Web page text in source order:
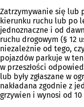
Zatrzymywanie się lub
kierunku ruchu lub po
jednoznaczne i od
ruchu drogowym (§ 12
niezależnie od tego,
pojazdów parkuje w
w przeszłości
lub były zgłaszane w
nakładana zgodnie z
grzywien i wynosi od 10